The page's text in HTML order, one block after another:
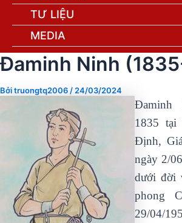
TƯ LIỆU
MEDIA
Ðaminh Ninh
Bởitruongtq2006 / 24/03/2024
Ðaminh
1835 tại
Ðịnh,
ngày 2/
dưới đời
phong
29/04/